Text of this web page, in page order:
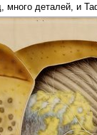
много деталей, и